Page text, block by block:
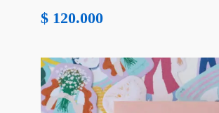
$ 120.000